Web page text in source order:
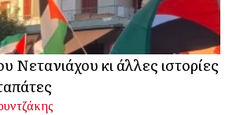
Νετανιάχου κι άλλες ιστορίες